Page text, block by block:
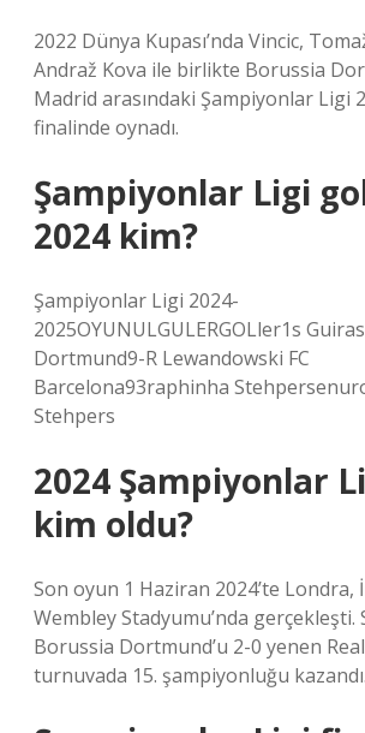
2022 Dünya Kupası’nda Vincic,
Andraž Kova ile birlikte Borussia
Madrid arasındaki Şampiyonlar Ligi
finalinde oynadı.
Şampiyonlar Ligi
2024 kim?
Şampiyonlar Ligi 2024-
2025OYUNULGULERGOLler1s
Dortmund9-R Lewandowski FC
Barcelona93raphinha
Stehpers
2024 Şampiyonlar
kim oldu?
Son oyun 1 Haziran 2024’te Londra,
Wembley Stadyumu’nda gerçekleşti.
Borussia Dortmund’u 2-0 yenen
turnuvada 15. şampiyonluğu kazandı.